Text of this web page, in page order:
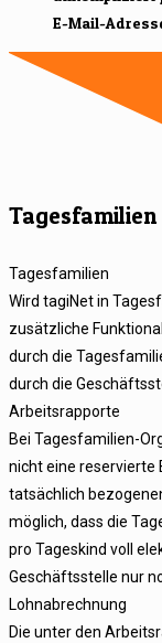
E-Mail-
Tagesfamilien
Tagesfamilien
Wird tagiNet in
zusätzliche
durch die
durch die
Arbeitsrapporte
Bei Tagesfamilien-
nicht eine reservierte
tatsächlich
möglich, dass die
pro Tageskind voll
Geschäftsstelle nur
Lohnabrechnung
Die unter den